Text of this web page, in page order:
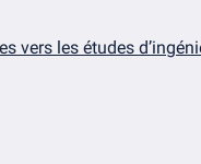
vers les études